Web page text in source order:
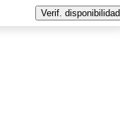
Verif. disponibilidad